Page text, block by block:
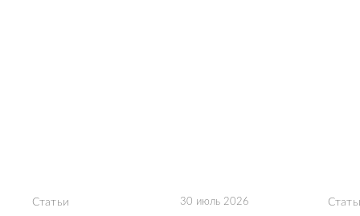
Статьи 30 июль 2026